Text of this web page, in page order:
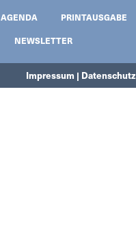
AGENDA PRINTAUSGABE
NEWSLETTER
Impressum | Datenschutz